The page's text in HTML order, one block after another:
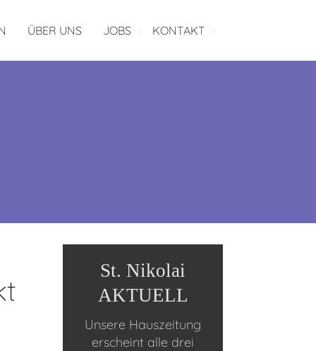
ÜBER UNS JOBS KONTAKT
St. Nikolai
AKTUELL
Unsere Hauszeitung
erscheint alle drei